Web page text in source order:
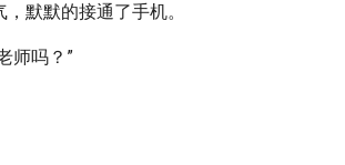
默默的接通了手机。
师吗？”